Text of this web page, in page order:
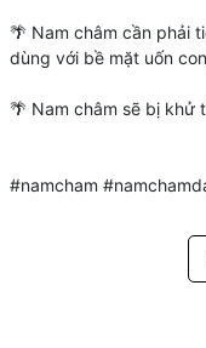
🌴 Nam châm cần phải
dùng với bề mặt uốn
🌴 Nam châm sẽ bị khử
#namcham